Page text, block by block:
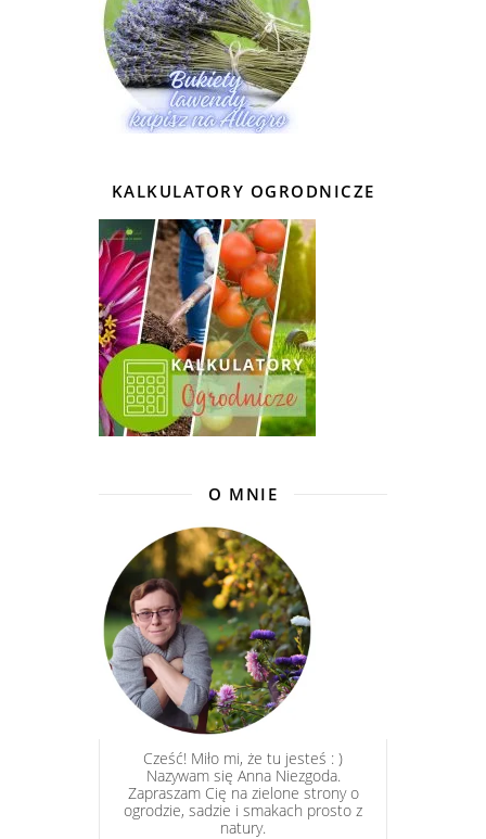
KALKULATORY OGRODNICZE
O MNIE
Cześć! Miło mi, że tu jesteś : )
Nazywam się Anna Niezgoda.
Zapraszam Cię na zielone strony o
ogrodzie, sadzie i smakach prosto z
natury.